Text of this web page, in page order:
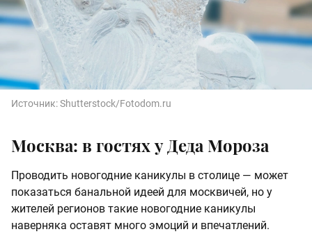
Источник:Shutterstock/Fotodom.ru
Москва: в гостях у Деда Мороза
Проводить новогодние каникулы в столице — может
показаться банальной идеей для москвичей, но у
жителей регионов такие новогодние каникулы
наверняка оставят много эмоций и впечатлений.